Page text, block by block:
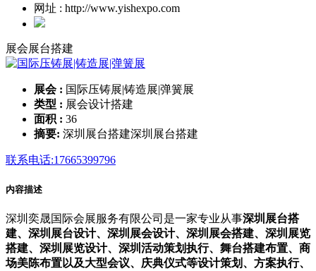
网址 : http://www.yishexpo.com
展会展台搭建
展会 : 国际压铸展|铸造展|弹簧展
类型 : 展会设计搭建
面积 : 36
摘要: 深圳展台搭建深圳展台搭建
联系电话:17665399796
内容描述
深圳奕晟国际会展服务有限公司是一家专业从事深圳展台搭
建、深圳展台设计、深圳展会设计、深圳展会搭建、深圳展览
搭建、深圳展览设计、深圳活动策划执行、舞台搭建布置、商
场美陈布置以及大型会议、庆典仪式等设计策划、方案执行、